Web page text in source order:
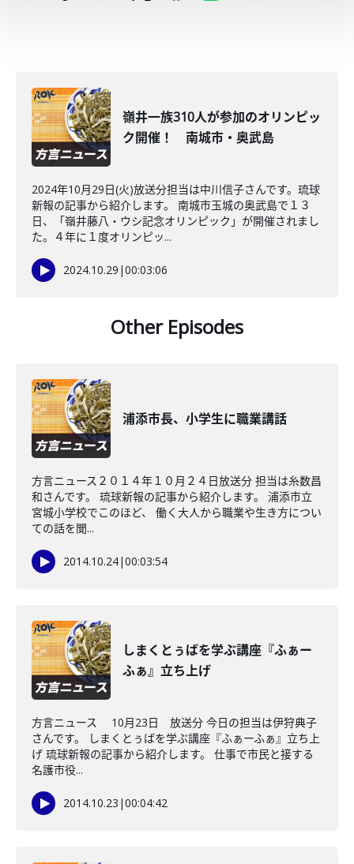
嶺井一族310人が参加のオリンピッ
ク開催！ 南城市・奥武島
2024年10月29日(火)放送分担当は中川信子さんです。琉球
新報の記事から紹介します。 南城市玉城の奥武島で１３
日、「嶺井藤八・ウシ記念オリンピック」が開催されまし
た。４年に１度オリンピッ...
2024.10.29 |00:03:06
Other Episodes
浦添市長、小学生に職業講話
方言ニュース２０１４年１０月２４日放送分 担当は糸数昌
和さんです。 琉球新報の記事から紹介します。 浦添市立
宮城小学校でこのほど、 働く大人から職業や生き方につい
ての話を聞...
2014.10.24|00:03:54
しまくとぅばを学ぶ講座『ふぁー
ふぁ』立ち上げ
方言ニュース 10月23日 放送分 今日の担当は伊狩典子
さんです。 しまくとぅばを学ぶ講座『ふぁーふぁ』立ち上
げ 琉球新報の記事から紹介します。 仕事で市民と接する
名護市役...
2014.10.23 |00:04:42